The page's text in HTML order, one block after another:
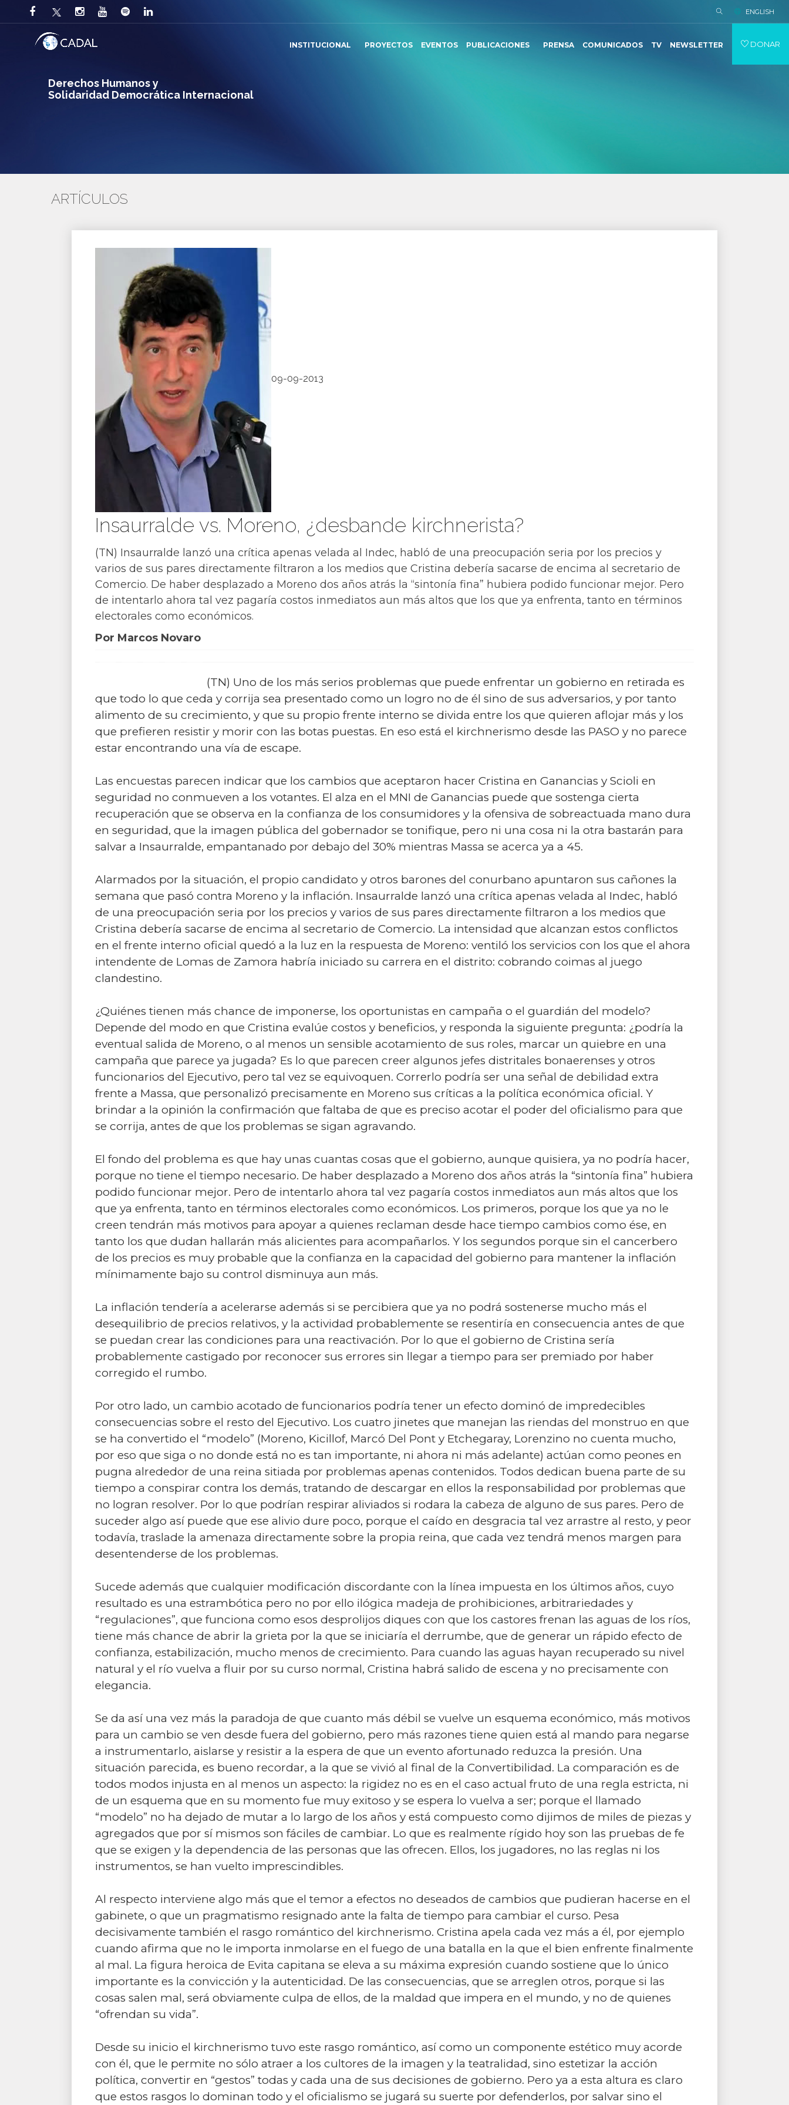
Derechos Humanos y
Solidaridad Democrática Internacional
ENGLISH
INSTITUCIONAL PROYECTOS EVENTOS PUBLICACIONES PRENSA COMUNICADOS TV NEWSLETTER DONAR
ARTÍCULOS
09-09-2013
Insaurralde vs. Moreno, ¿desbande kirchnerista?
(TN) Insaurralde lanzó una crítica apenas velada al Indec, habló de una preocupación seria por los precios y
varios de sus pares directamente filtraron a los medios que Cristina debería sacarse de encima al secretario de
Comercio. De haber desplazado a Moreno dos años atrás la “sintonía fina” hubiera podido funcionar mejor. Pero
de intentarlo ahora tal vez pagaría costos inmediatos aun más altos que los que ya enfrenta, tanto en términos
electorales como económicos.
Por Marcos Novaro
(TN) Uno de los más serios problemas que puede enfrentar un gobierno en retirada es
que todo lo que ceda y corrija sea presentado como un logro no de él sino de sus adversarios, y por tanto
alimento de su crecimiento, y que su propio frente interno se divida entre los que quieren aflojar más y los
que prefieren resistir y morir con las botas puestas. En eso está el kirchnerismo desde las PASO y no parece
estar encontrando una vía de escape.
Las encuestas parecen indicar que los cambios que aceptaron hacer Cristina en Ganancias y Scioli en
seguridad no conmueven a los votantes. El alza en el MNI de Ganancias puede que sostenga cierta
recuperación que se observa en la confianza de los consumidores y la ofensiva de sobreactuada mano dura
en seguridad, que la imagen pública del gobernador se tonifique, pero ni una cosa ni la otra bastarán para
salvar a Insaurralde, empantanado por debajo del 30% mientras Massa se acerca ya a 45.
Alarmados por la situación, el propio candidato y otros barones del conurbano apuntaron sus cañones la
semana que pasó contra Moreno y la inflación. Insaurralde lanzó una crítica apenas velada al Indec, habló
de una preocupación seria por los precios y varios de sus pares directamente filtraron a los medios que
Cristina debería sacarse de encima al secretario de Comercio. La intensidad que alcanzan estos conflictos
en el frente interno oficial quedó a la luz en la respuesta de Moreno: ventiló los servicios con los que el ahora
intendente de Lomas de Zamora habría iniciado su carrera en el distrito: cobrando coimas al juego
clandestino.
¿Quiénes tienen más chance de imponerse, los oportunistas en campaña o el guardián del modelo?
Depende del modo en que Cristina evalúe costos y beneficios, y responda la siguiente pregunta: ¿podría la
eventual salida de Moreno, o al menos un sensible acotamiento de sus roles, marcar un quiebre en una
campaña que parece ya jugada? Es lo que parecen creer algunos jefes distritales bonaerenses y otros
funcionarios del Ejecutivo, pero tal vez se equivoquen. Correrlo podría ser una señal de debilidad extra
frente a Massa, que personalizó precisamente en Moreno sus críticas a la política económica oficial. Y
brindar a la opinión la confirmación que faltaba de que es preciso acotar el poder del oficialismo para que
se corrija, antes de que los problemas se sigan agravando.
El fondo del problema es que hay unas cuantas cosas que el gobierno, aunque quisiera, ya no podría hacer,
porque no tiene el tiempo necesario. De haber desplazado a Moreno dos años atrás la “sintonía fina” hubiera
podido funcionar mejor. Pero de intentarlo ahora tal vez pagaría costos inmediatos aun más altos que los
que ya enfrenta, tanto en términos electorales como económicos. Los primeros, porque los que ya no le
creen tendrán más motivos para apoyar a quienes reclaman desde hace tiempo cambios como ése, en
tanto los que dudan hallarán más alicientes para acompañarlos. Y los segundos porque sin el cancerbero
de los precios es muy probable que la confianza en la capacidad del gobierno para mantener la inflación
mínimamente bajo su control disminuya aun más.
La inflación tendería a acelerarse además si se percibiera que ya no podrá sostenerse mucho más el
desequilibrio de precios relativos, y la actividad probablemente se resentiría en consecuencia antes de que
se puedan crear las condiciones para una reactivación. Por lo que el gobierno de Cristina sería
probablemente castigado por reconocer sus errores sin llegar a tiempo para ser premiado por haber
corregido el rumbo.
Por otro lado, un cambio acotado de funcionarios podría tener un efecto dominó de impredecibles
consecuencias sobre el resto del Ejecutivo. Los cuatro jinetes que manejan las riendas del monstruo en que
se ha convertido el “modelo” (Moreno, Kicillof, Marcó Del Pont y Etchegaray, Lorenzino no cuenta mucho,
por eso que siga o no donde está no es tan importante, ni ahora ni más adelante) actúan como peones en
pugna alrededor de una reina sitiada por problemas apenas contenidos. Todos dedican buena parte de su
tiempo a conspirar contra los demás, tratando de descargar en ellos la responsabilidad por problemas que
no logran resolver. Por lo que podrían respirar aliviados si rodara la cabeza de alguno de sus pares. Pero de
suceder algo así puede que ese alivio dure poco, porque el caído en desgracia tal vez arrastre al resto, y peor
todavía, traslade la amenaza directamente sobre la propia reina, que cada vez tendrá menos margen para
desentenderse de los problemas.
Sucede además que cualquier modificación discordante con la línea impuesta en los últimos años, cuyo
resultado es una estrambótica pero no por ello ilógica madeja de prohibiciones, arbitrariedades y
“regulaciones”, que funciona como esos desprolijos diques con que los castores frenan las aguas de los ríos,
tiene más chance de abrir la grieta por la que se iniciaría el derrumbe, que de generar un rápido efecto de
confianza, estabilización, mucho menos de crecimiento. Para cuando las aguas hayan recuperado su nivel
natural y el río vuelva a fluir por su curso normal, Cristina habrá salido de escena y no precisamente con
elegancia.
Se da así una vez más la paradoja de que cuanto más débil se vuelve un esquema económico, más motivos
para un cambio se ven desde fuera del gobierno, pero más razones tiene quien está al mando para negarse
a instrumentarlo, aislarse y resistir a la espera de que un evento afortunado reduzca la presión. Una
situación parecida, es bueno recordar, a la que se vivió al final de la Convertibilidad. La comparación es de
todos modos injusta en al menos un aspecto: la rigidez no es en el caso actual fruto de una regla estricta, ni
de un esquema que en su momento fue muy exitoso y se espera lo vuelva a ser; porque el llamado
“modelo” no ha dejado de mutar a lo largo de los años y está compuesto como dijimos de miles de piezas y
agregados que por sí mismos son fáciles de cambiar. Lo que es realmente rígido hoy son las pruebas de fe
que se exigen y la dependencia de las personas que las ofrecen. Ellos, los jugadores, no las reglas ni los
instrumentos, se han vuelto imprescindibles.
Al respecto interviene algo más que el temor a efectos no deseados de cambios que pudieran hacerse en el
gabinete, o que un pragmatismo resignado ante la falta de tiempo para cambiar el curso. Pesa
decisivamente también el rasgo romántico del kirchnerismo. Cristina apela cada vez más a él, por ejemplo
cuando afirma que no le importa inmolarse en el fuego de una batalla en la que el bien enfrente finalmente
al mal. La figura heroica de Evita capitana se eleva a su máxima expresión cuando sostiene que lo único
importante es la convicción y la autenticidad. De las consecuencias, que se arreglen otros, porque si las
cosas salen mal, será obviamente culpa de ellos, de la maldad que impera en el mundo, y no de quienes
“ofrendan su vida”.
Desde su inicio el kirchnerismo tuvo este rasgo romántico, así como un componente estético muy acorde
con él, que le permite no sólo atraer a los cultores de la imagen y la teatralidad, sino estetizar la acción
política, convertir en “gestos” todas y cada una de sus decisiones de gobierno. Pero ya a esta altura es claro
que estos rasgos lo dominan todo y el oficialismo se jugará su suerte por defenderlos, por salvar sino el